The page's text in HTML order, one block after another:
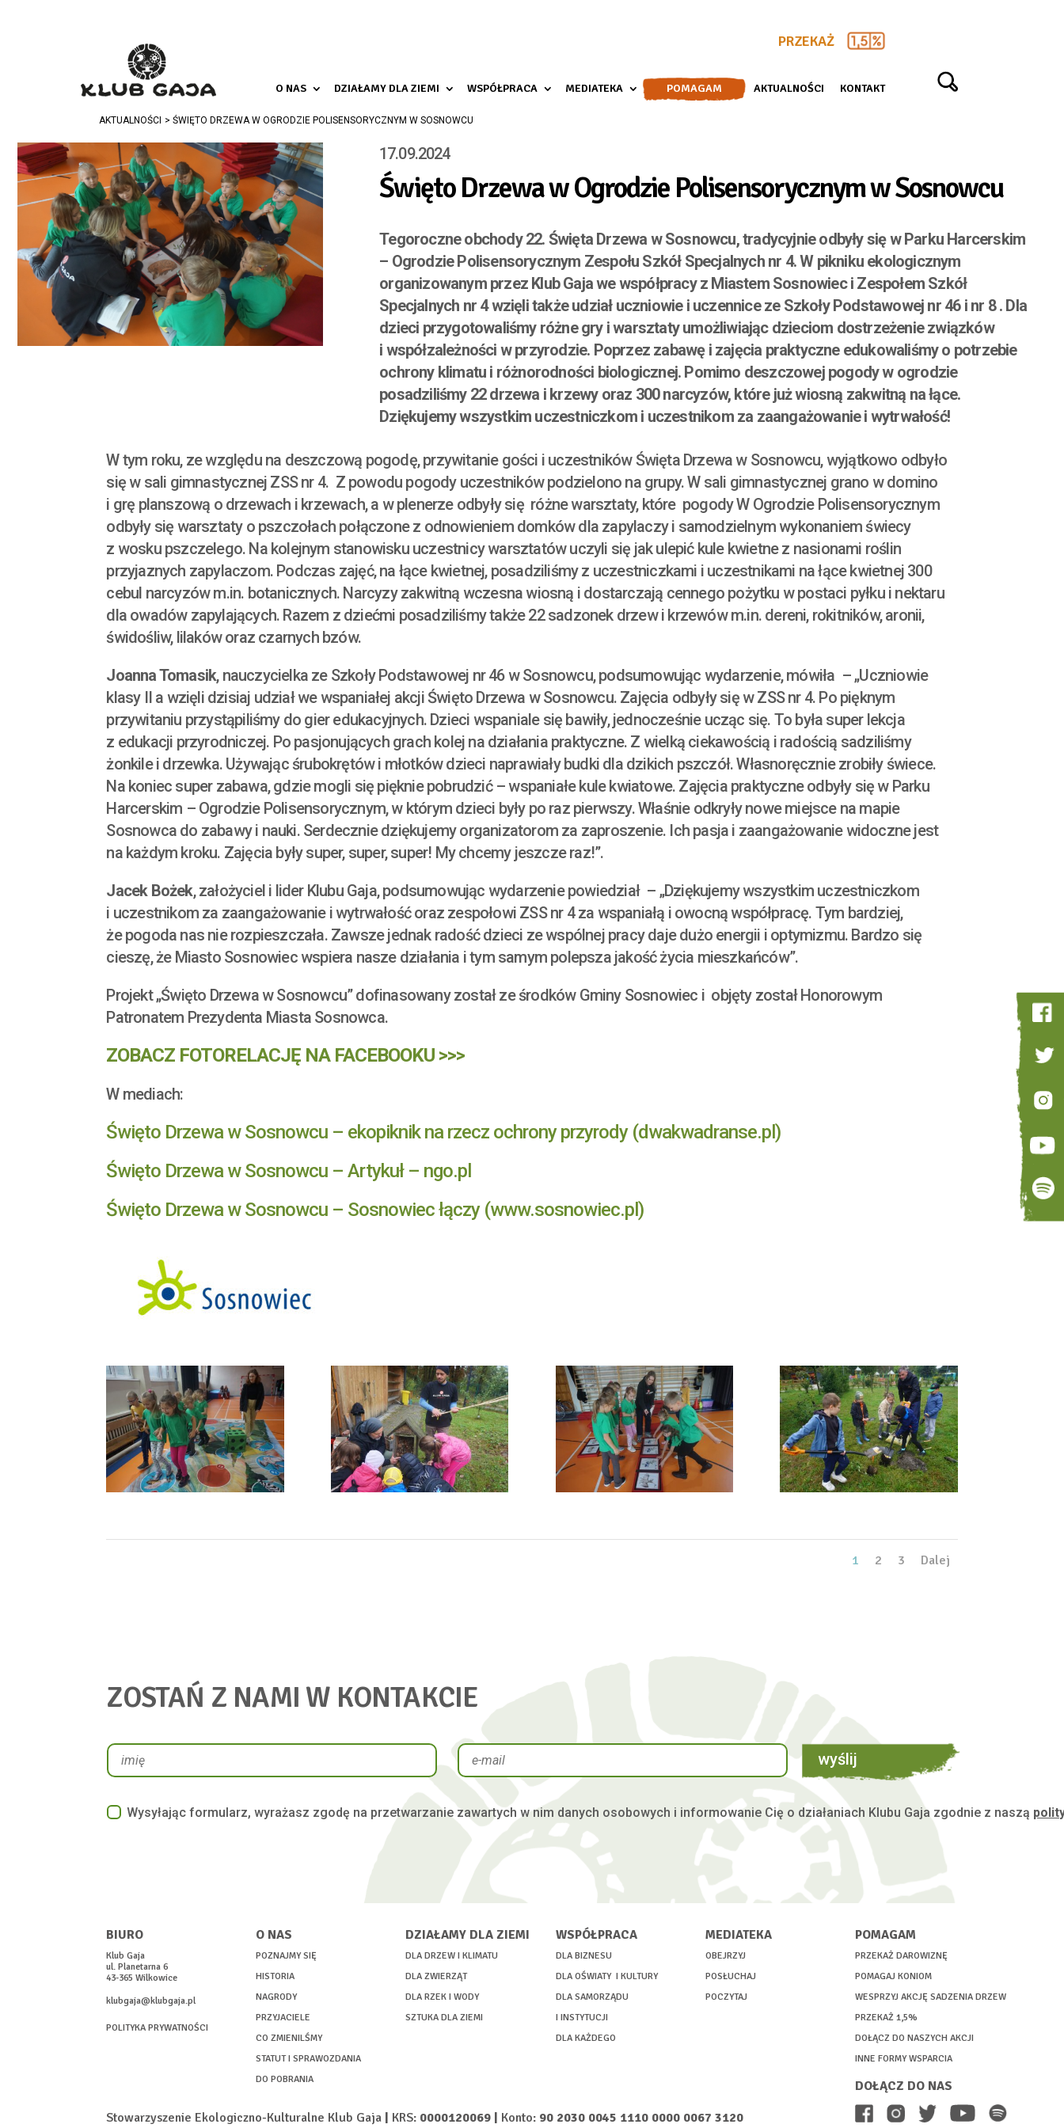
PRZEKAŻ
O NAS DZIAŁAMY DLA ZIEMI WSPÓŁPRACA MEDIATEKA POMAGAM AKTUALNOŚCI KONTAKT
Święto Drzewa w Ogrodzie Polisensorycznym w Sosnowcu
17.09.2024
Tegoroczne obchody 22. Święta Drzewa w Sosnowcu, tradycyjnie odbyły się w Parku Harcerskim
– Ogrodzie Polisensorycznym Zespołu Szkół Specjalnych nr 4. W pikniku ekologicznym
organizowanym przez Klub Gaja we współpracy z Miastem Sosnowiec i Zespołem Szkół
Specjalnych nr 4 wzięli także udział uczniowie i uczenniceze Szkoły Podstawowej nr 46 i nr 8 . Dla
dzieci przygotowaliśmy różne gry i warsztatyumożliwiając dzieciom dostrzeżenie związków
i współzależności w przyrodzie. Poprzez zabawę i zajęcia praktyczne edukowaliśmy o potrzebie
ochrony klimatu i różnorodności biologicznej. Pomimo deszczowej pogody w ogrodzie
posadziliśmy 22 drzewa i krzewy oraz 300 narcyzów, które już wiosną zakwitną na łące.
Dziękujemy wszystkim uczestniczkom i uczestnikom za zaangażowanie i wytrwałość!
W tym roku, ze względu na deszczową pogodę, przywitanie gości i uczestników Święta Drzewa w Sosnowcu, wyjątkowo odbyło
się w sali gimnastycznej ZSS nr 4. Z powodu pogody uczestników podzielono na grupy. W sali gimnastycznej grano w domino
i grę planszową o drzewach i krzewach, a w plenerze odbyły się różne warsztaty, które pogody W Ogrodzie Polisensorycznym
odbyły się warsztaty o pszczołach połączone z odnowieniem domków dla zapylaczy i samodzielnym wykonaniem świecy
z wosku pszczelego. Na kolejnym stanowisku uczestnicy warsztatów uczyli się jak ulepić kule kwietne z nasionami roślin
przyjaznych zapylaczom. Podczas zajęć, na łące kwietnej, posadziliśmy z uczestniczkami i uczestnikami na łące kwietnej 300
cebul narcyzów m.in. botanicznych. Narcyzy zakwitną wczesna wiosną i dostarczają cennego pożytku w postaci pyłku i nektaru
dla owadów zapylających. Razem z dziećmi posadziliśmy także 22 sadzonek drzew i krzewów m.in. dereni, rokitników, aronii,
świdośliw, lilaków oraz czarnych bzów.
Joanna Tomasik, nauczycielka ze Szkoły Podstawowej nr 46 w Sosnowcu, podsumowując wydarzenie, mówiła – „Uczniowie
klasy II a wzięli dzisiaj udział we wspaniałej akcji Święto Drzewa w Sosnowcu. Zajęcia odbyły się w ZSS nr 4. Po pięknym
przywitaniu przystąpiliśmy do gier edukacyjnych. Dzieci wspaniale się bawiły, jednocześnie ucząc się. To była super lekcja
z edukacji przyrodniczej. Po pasjonujących grach kolej na działania praktyczne. Z wielką ciekawością i radością sadziliśmy
żonkile i drzewka. Używając śrubokrętów i młotków dzieci naprawiały budki dla dzikich pszczół. Własnoręcznie zrobiły świece.
Na koniec super zabawa, gdzie mogli się pięknie pobrudzić – wspaniałe kule kwiatowe. Zajęcia praktyczne odbyły się w Parku
Harcerskim – Ogrodzie Polisensorycznym, w którym dzieci były po raz pierwszy. Właśnie odkryły nowe miejsce na mapie
Sosnowca do zabawy i nauki. Serdecznie dziękujemy organizatorom za zaproszenie. Ich pasja i zaangażowanie widoczne jest
na każdym kroku. Zajęcia były super, super, super! My chcemy jeszcze raz!”.
Jacek Bożek, założyciel i lider Klubu Gaja, podsumowując wydarzenie powiedział – „Dziękujemy wszystkim uczestniczkom
i uczestnikom za zaangażowanie i wytrwałość oraz zespołowi ZSS nr 4 za wspaniałą i owocną współpracę. Tym bardziej,
że pogoda nas nie rozpieszczała. Zawsze jednak radość dzieci ze wspólnej pracy daje dużo energii i optymizmu. Bardzo się
cieszę, że Miasto Sosnowiec wspiera nasze działania i tym samym polepsza jakość życia mieszkańców”.
Projekt „Święto Drzewa w Sosnowcu” dofinasowany został ze środków Gminy Sosnowiec i objęty został Honorowym
Patronatem Prezydenta Miasta Sosnowca.
ZOBACZ FOTORELACJĘ NA FACEBOOKU >>>
W mediach:
Święto Drzewa w Sosnowcu – ekopiknik na rzecz ochrony przyrody (dwakwadranse.pl)
Święto Drzewa w Sosnowcu – Artykuł – ngo.pl
Święto Drzewa w Sosnowcu – Sosnowiec łączy (www.sosnowiec.pl)
1 2 3 Dalej
AKTUALNOŚCI ŚWIĘTO DRZEWA W OGRODZIE POLISENSORYCZNYM W SOSNOWCU
ZOSTAŃ Z NAMI W KONTAKCIE
Wysyłając formularz, wyrażasz zgodę na przetwarzanie zawartych w nim danych osobowych i informowanie Cię o działaniach Klubu Gaja zgodnie z naszą
wyślij
BIURO
Klub Gaja
ul. Planetarna 6
43-365 Wilkowice
klubgaja@klubgaja.pl
POLITYKA PRYWATNOŚCI
O NAS
POZNAJMY SIĘ
HISTORIA
NAGRODY
PRZYJACIELE
CO ZMIENILŚMY
STATUT I SPRAWOZDANIA
DO POBRANIA
DZIAŁAMY DLA ZIEMI
DLA DRZEW I KLIMATU
DLA ZWIERZĄT
DLA RZEK I WODY
SZTUKA DLA ZIEMI
WSPÓŁPRACA
DLA BIZNESU
DLA OŚWIATY I KULTURY
DLA SAMORZĄDU
I INSTYTUCJI
DLA KAŻDEGO
MEDIATEKA
OBEJRZYJ
POSŁUCHAJ
POCZYTAJ
POMAGAM
PRZEKAŻ DAROWIZNĘ
POMAGAJ KONIOM
WESPRZYJ AKCJĘ SADZENIA DRZEW
PRZEKAŻ 1,5%
DOŁĄCZ DO NASZYCH AKCJI
INNE FORMY WSPARCIA
DOŁĄCZ DO NAS
Stowarzyszenie Ekologiczno-Kulturalne Klub Gaja KRS: 0000120069 | Konto: 90 2030 0045 1110 0000 0067 3120